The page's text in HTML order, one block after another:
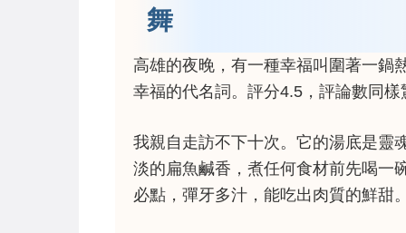
舞
高雄的夜晚，有一種幸福叫圍著一鍋
幸福的代名詞。評分4.5，評論數同
我親自走訪不下十次。它的湯底是靈
淡的扁魚鹹香，煮任何食材前先喝一
必點，彈牙多汁，能吃出肉質的鮮甜。